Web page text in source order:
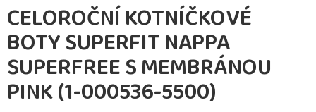
CELOROČNÍ KOTNÍČKOVÉ
BOTY SUPERFIT NAPPA
SUPERFREE S MEMBRÁNOU
PINK (1-000536-5500)